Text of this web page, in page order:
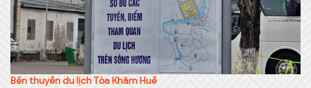
Bến thuyền du lịch Tòa Khâm Huế